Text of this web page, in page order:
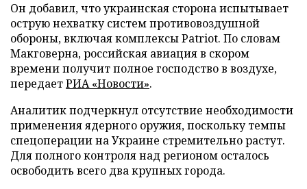
Он добавил, что украинская сторона испытывает
острую нехватку систем противовоздушной
обороны, включая комплексы Patriot. По словам
Макговерна, российская авиация в скором
времени получит полное господство в воздухе,
передаетРИА «Новости».
Аналитик подчеркнул отсутствие необходимости
применения ядерного оружия, поскольку темпы
спецоперации на Украине стремительно растут.
Для полного контроля над регионом осталось
освободить всего два крупных города.